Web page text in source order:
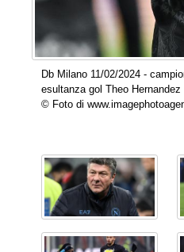
Db Milano 11/02/2024 -
esultanza gol Theo Hernandez
© Foto di